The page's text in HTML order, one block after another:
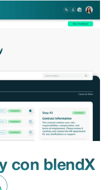
con blendX